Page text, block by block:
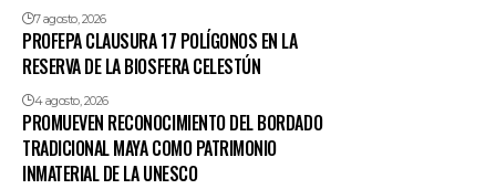
7 agosto, 2026
PROFEPA CLAUSURA 17 POLÍGONOS EN LA
RESERVA DE LA BIOSFERA CELESTÚN
4 agosto, 2026
PROMUEVEN RECONOCIMIENTO DEL BORDADO
TRADICIONAL MAYA COMO PATRIMONIO
INMATERIAL DE LA UNESCO